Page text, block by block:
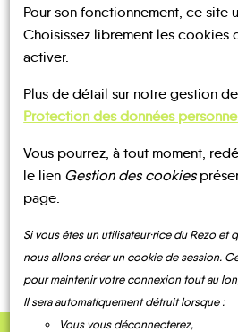
UN AVIS, UN
À
CONTACTEZ-
Pour son fonctionnement, ce site
Choisissez librement les cookies
activer.
Plus de détail sur notre gestion
Protection des données
Vous pourrez, à tout moment,
le lien Gestion des cookies
page.
Si vous êtes un utilisateur·rice du Rezo et
nous allons créer un cookie de session.
pour maintenir votre connexion tout au
Il sera automatiquement détruit lorsque :
Vous vous déconnecterez,